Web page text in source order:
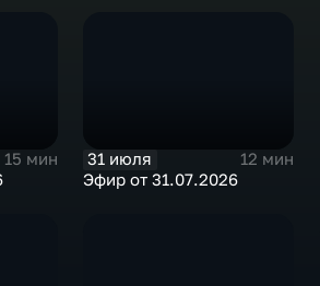
15 мин
31 июля
12 мин
Эфир от 31.07.2026